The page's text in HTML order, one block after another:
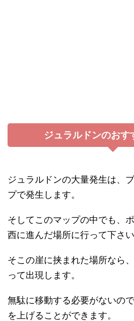
ジュラルドンのおす
ジュラルドンの大量発生は、
プで発生します。
そしてこのマップの中でも、
西に進んだ場所に行って下さい
そこの崖に挟まれた場所なら
って出現します。
無駄に移動する必要がないの
を上げることができます。